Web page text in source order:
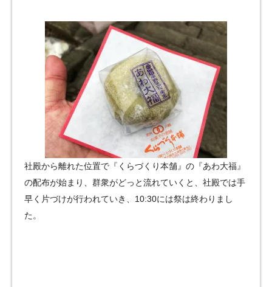
社殿から離れた位置で『くらづくり本舗』の『あわ大福』
の配布が始まり、群衆がどっと流れていくと、社殿では手
早く片づけが行われていき、10:30には祭は終わりまし
た。